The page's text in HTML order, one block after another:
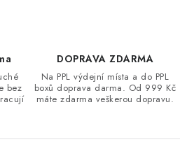
bez
DOPRAVA ZDARMA
Na PPL výdejní místa a do PPL
boxů doprava darma. Od 999 Kč
máte zdarma veškerou dopravu.